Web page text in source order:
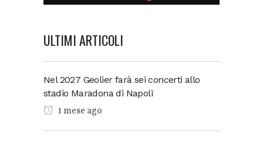
ULTIMI ARTICOLI
Nel 2027 Geolier farà sei concerti allo
stadio Maradona di Napoli
1 mese ago